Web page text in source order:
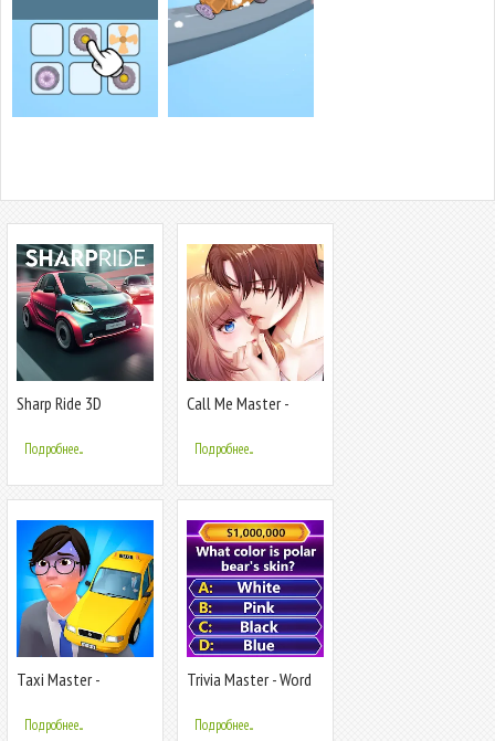
Sharp Ride 3D
Подробнее...
Call Me Master -
Подробнее...
Taxi Master -
Подробнее...
Trivia Master - Word
Подробнее...